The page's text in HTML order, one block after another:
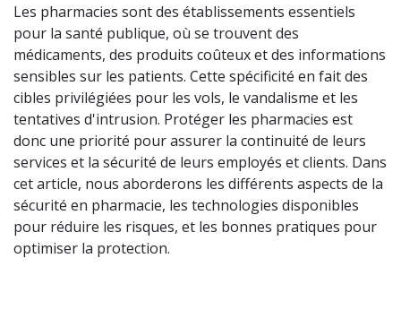
Les pharmacies sont des établissements essentiels
pour la santé publique, où se trouvent des
médicaments, des produits coûteux et des informations
sensibles sur les patients. Cette spécificité en fait des
cibles privilégiées pour les vols, le vandalisme et les
tentatives d'intrusion. Protéger les pharmacies est
donc une priorité pour assurer la continuité de leurs
services et la sécurité de leurs employés et clients. Dans
cet article, nous aborderons les différents aspects de la
sécurité en pharmacie, les technologies disponibles
pour réduire les risques, et les bonnes pratiques pour
optimiser la protection.